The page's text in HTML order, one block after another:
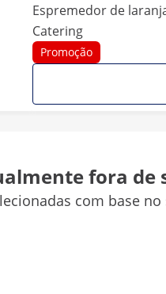
Espremedor de
Catering
Promoção
Aço brilhante
Laranja
fora de
com base no